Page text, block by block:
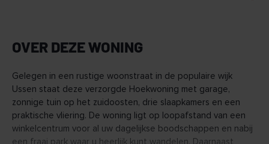
OVER DEZE WONING
Gelegen in een rustige woonstraat in de populaire wijk
Ussen staat deze verzorgde Hoekwoning met garage,
zonnige tuin op het zuidoosten, drie slaapkamers en een
praktische vliering. De woning ligt op loopafstand van een
winkelcentrum voor al uw dagelijkse boodschappen en nabij
een fraai park waar u heerlijk kunt wandelen. Daarnaast